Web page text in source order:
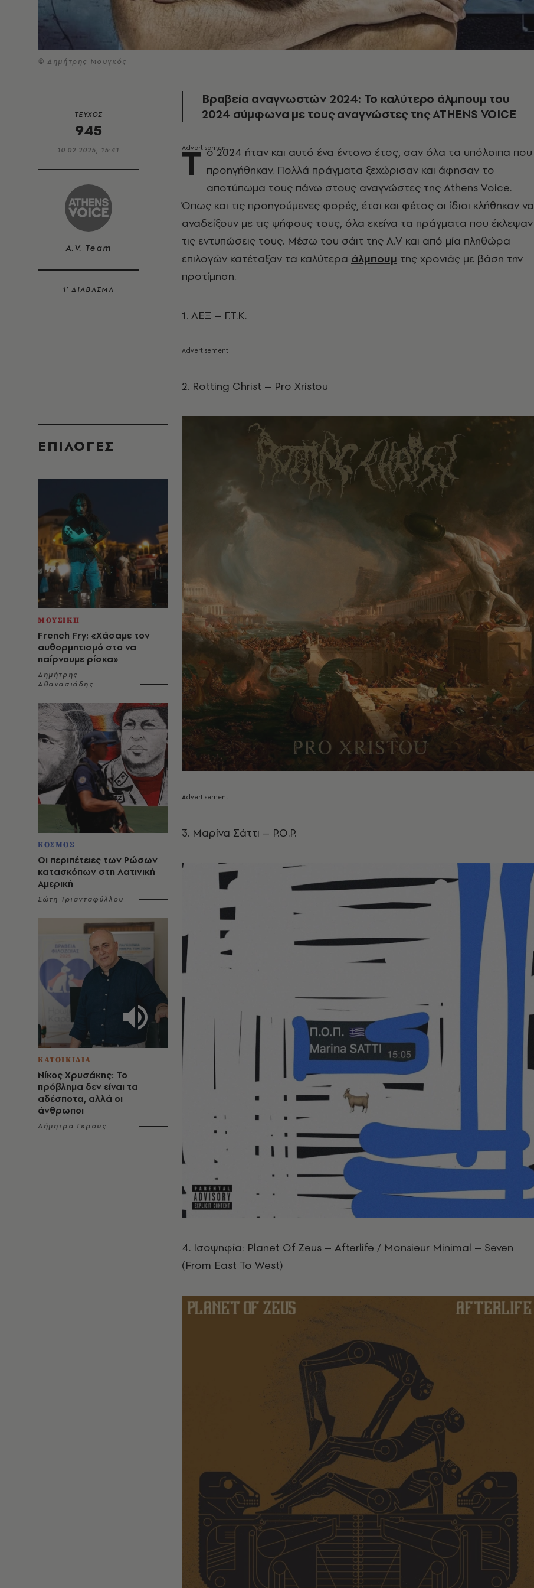
© Δημήτρης Μουγκός
ΤΕΥΧΟΣ
945
10.02.2025, 15:41
A.V. Team
1’ ΔΙΑΒΑΣΜΑ
EΠΙΛΟΓΈΣ
ΜΟΥΣΙΚΗ
French Fry: «Χάσαμε τον
αυθορμητισμό στο να
παίρνουμε ρίσκα»
Δημήτρης
Αθανασιάδης
ΚΟΣΜΟΣ
Οι περιπέτειες των Ρώσων
κατασκόπων στη Λατινική
Αμερική
Σώτη Τριανταφύλλου
ΚΑΤΟΙΚΙΔΙΑ
Νίκος Χρυσάκης: Το
πρόβλημα δεν είναι τα
αδέσποτα, αλλά οι
άνθρωποι
Δήμητρα Γκρους
Βραβεία αναγνωστών 2024: Το καλύτερο άλμπουμ του
2024 σύμφωνα με τους αναγνώστες της ATHENS VOICE
Τ ο 2024 ήταν και αυτό ένα έντονο έτος, σαν όλα τα υπόλοιπα που
προηγήθηκαν. Πολλά πράγματα ξεχώρισαν και άφησαν το
αποτύπωμα τους πάνω στους αναγνώστες της Athens Voice.
Όπως και τις προηγούμενες φορές, έτσι και φέτος οι ίδιοι κλήθηκαν να
αναδείξουν με τις ψήφους τους, όλα εκείνα τα πράγματα που έκλεψαν
τις εντυπώσεις τους. Μέσω του σάιτ της A.V και από μία πληθώρα
επιλογών κατέταξαν τα καλύτερα άλμπουμ της χρονιάς με βάση την
προτίμηση.
1. ΛΕΞ – Γ.Τ.Κ.
2. Rotting Christ – Pro Xristou
3. Μαρίνα Σάττι – P.O.P.
4. Ισοψηφία: Planet Of Zeus – Afterlife / Monsieur Minimal – Seven
(From East To West)